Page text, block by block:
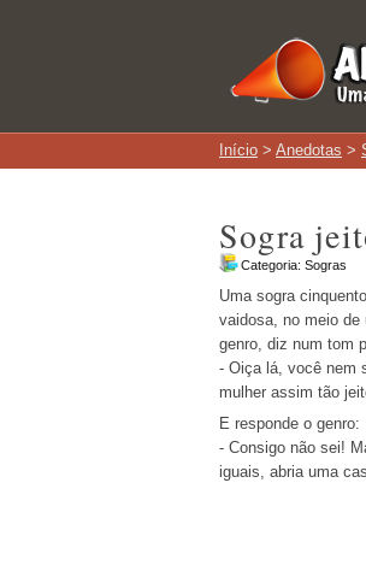
Início > Anedotas >
Sogra
Categoria: Sogras
Uma sogra
vaidosa, no meio
genro, diz num tom
- Oiça lá, você nem
mulher assim tão
E responde o genro:
- Consigo não sei!
iguais, abria uma